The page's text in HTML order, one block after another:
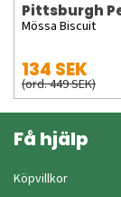
Pittsburgh
Mössa Biscuit
134 SEK
(ord. 449 SEK)
Få hjälp
Köpvillkor